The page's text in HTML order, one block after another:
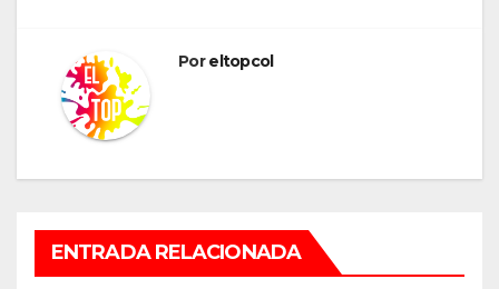
Poreltopcol
ENTRADA RELACIONADA